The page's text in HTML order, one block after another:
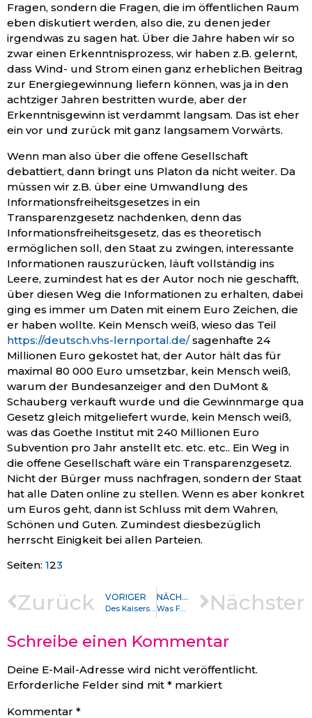
Fragen, sondern die Fragen, die im öffentlichen Raum
eben diskutiert werden, also die, zu denen jeder
irgendwas zu sagen hat. Über die Jahre haben wir so
zwar einen Erkenntnisprozess, wir haben z.B. gelernt,
dass Wind- und Strom einen ganz erheblichen Beitrag
zur Energiegewinnung liefern können, was ja in den
achtziger Jahren bestritten wurde, aber der
Erkenntnisgewinn ist verdammt langsam. Das ist eher
ein vor und zurück mit ganz langsamem Vorwärts.
Wenn man also über die offene Gesellschaft
debattiert, dann bringt uns Platon da nicht weiter. Da
müssen wir z.B. über eine Umwandlung des
Informationsfreiheitsgesetzes in ein
Transparenzgesetz nachdenken, denn das
Informationsfreiheitsgesetz, das es theoretisch
ermöglichen soll, den Staat zu zwingen, interessante
Informationen rauszurücken, läuft vollständig ins
Leere, zumindest hat es der Autor noch nie geschafft,
über diesen Weg die Informationen zu erhalten, dabei
ging es immer um Daten mit einem Euro Zeichen, die
er haben wollte. Kein Mensch weiß, wieso das Teil
https://deutsch.vhs-lernportal.de/sagenhafte 24
Millionen Euro gekostet hat, der Autor hält das für
maximal 80 000 Euro umsetzbar, kein Mensch weiß,
warum der Bundesanzeiger and den DuMont &
Schauberg verkauft wurde und die Gewinnmarge qua
Gesetz gleich mitgeliefert wurde, kein Mensch weiß,
was das Goethe Institut mit 240 Millionen Euro
Subvention pro Jahr anstellt etc. etc. etc.. Ein Weg in
die offene Gesellschaft wäre ein Transparenzgesetz.
Nicht der Bürger muss nachfragen, sondern der Staat
hat alle Daten online zu stellen. Wenn es aber konkret
um Euros geht, dann ist Schluss mit dem Wahren,
Schönen und Guten. Zumindest diesbezüglich
herrscht Einigkeit bei allen Parteien.
Seiten: Seite
1,Seite
2,Seite
3
Zurück VORIGER
Des Kaisers neue Kleider
NÄCHSTER
Was Fussball und Geisteswissenschaften gemeinsam haben Nächster
Schreibe einen Kommentar
Deine E-Mail-Adresse wird nicht veröffentlicht.
Erforderliche Felder sind mit * markiert
Kommentar *